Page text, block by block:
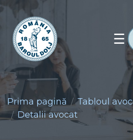
Prima pagină
Tabloul
Detalii avocat